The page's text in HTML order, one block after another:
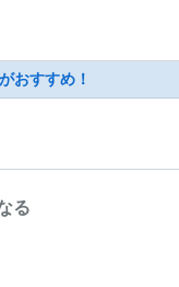
おすすめ！
る